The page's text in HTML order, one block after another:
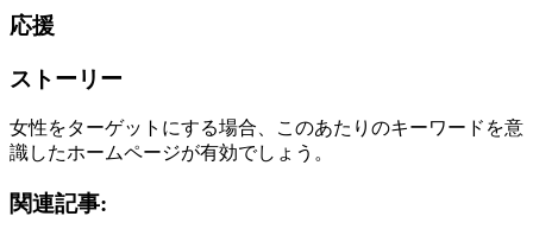
応援
ストーリー
女性をターゲットにする場合、このあたりのキーワードを意
識したホームページが有効でしょう。
関連記事: